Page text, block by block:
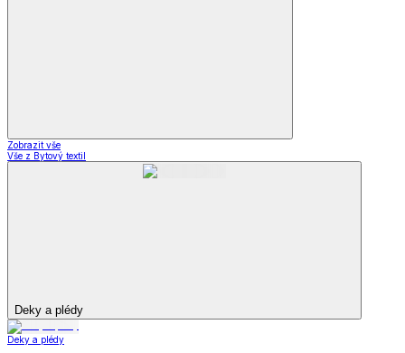
Zobrazit vše
Vše z Bytový textil
Deky a plédy
Deky a plédy